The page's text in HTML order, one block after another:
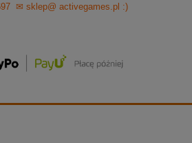
✉ sklep@ activegames.pl :)